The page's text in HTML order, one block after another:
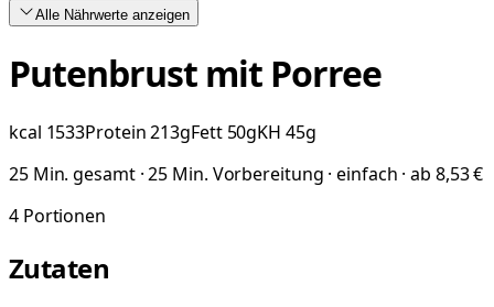
Alle Nährwerte anzeigen
Putenbrust mit Porree
kcal 1533Protein213gFett 50gKH 45g
25 Min. gesamt · 25 Min. Vorbereitung · einfach · ab 8,53 €
4 Portionen
Zutaten